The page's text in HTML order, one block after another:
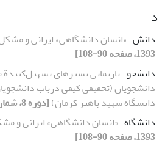
د
دانش «انسان دانشگاهی» ایرانی و
1393، صفحه 90-108]
دانشجو بازنمایی بسترهای
دانشجویان (تحقیقی کیفی درباب
دانشگاه شهید باهنر کرمان)[دوره 8، شماره 2، 1393، صفحه 56-74]
دانشگاه «انسان دانشگاهی» ایرانی و
1393، صفحه 90-108]